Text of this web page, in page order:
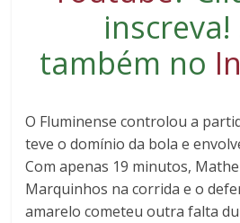
inscreva!
também no
O Fluminense controlou a
teve o domínio da bola e
Com apenas 19 minutos,
Marquinhos na corrida e o
amarelo cometeu outra falta